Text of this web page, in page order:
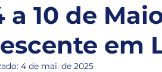
a 10 de
em
4 de mai. de 2025